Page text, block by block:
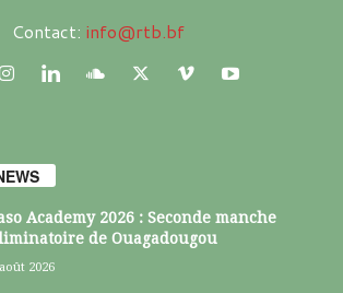
Contact: info@rtb.bf
Academy 2026 : Seconde manche
de Ouagadougou
2026